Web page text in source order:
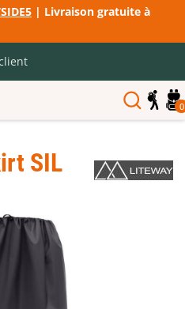
| Livraison gratuite à
0
SIL